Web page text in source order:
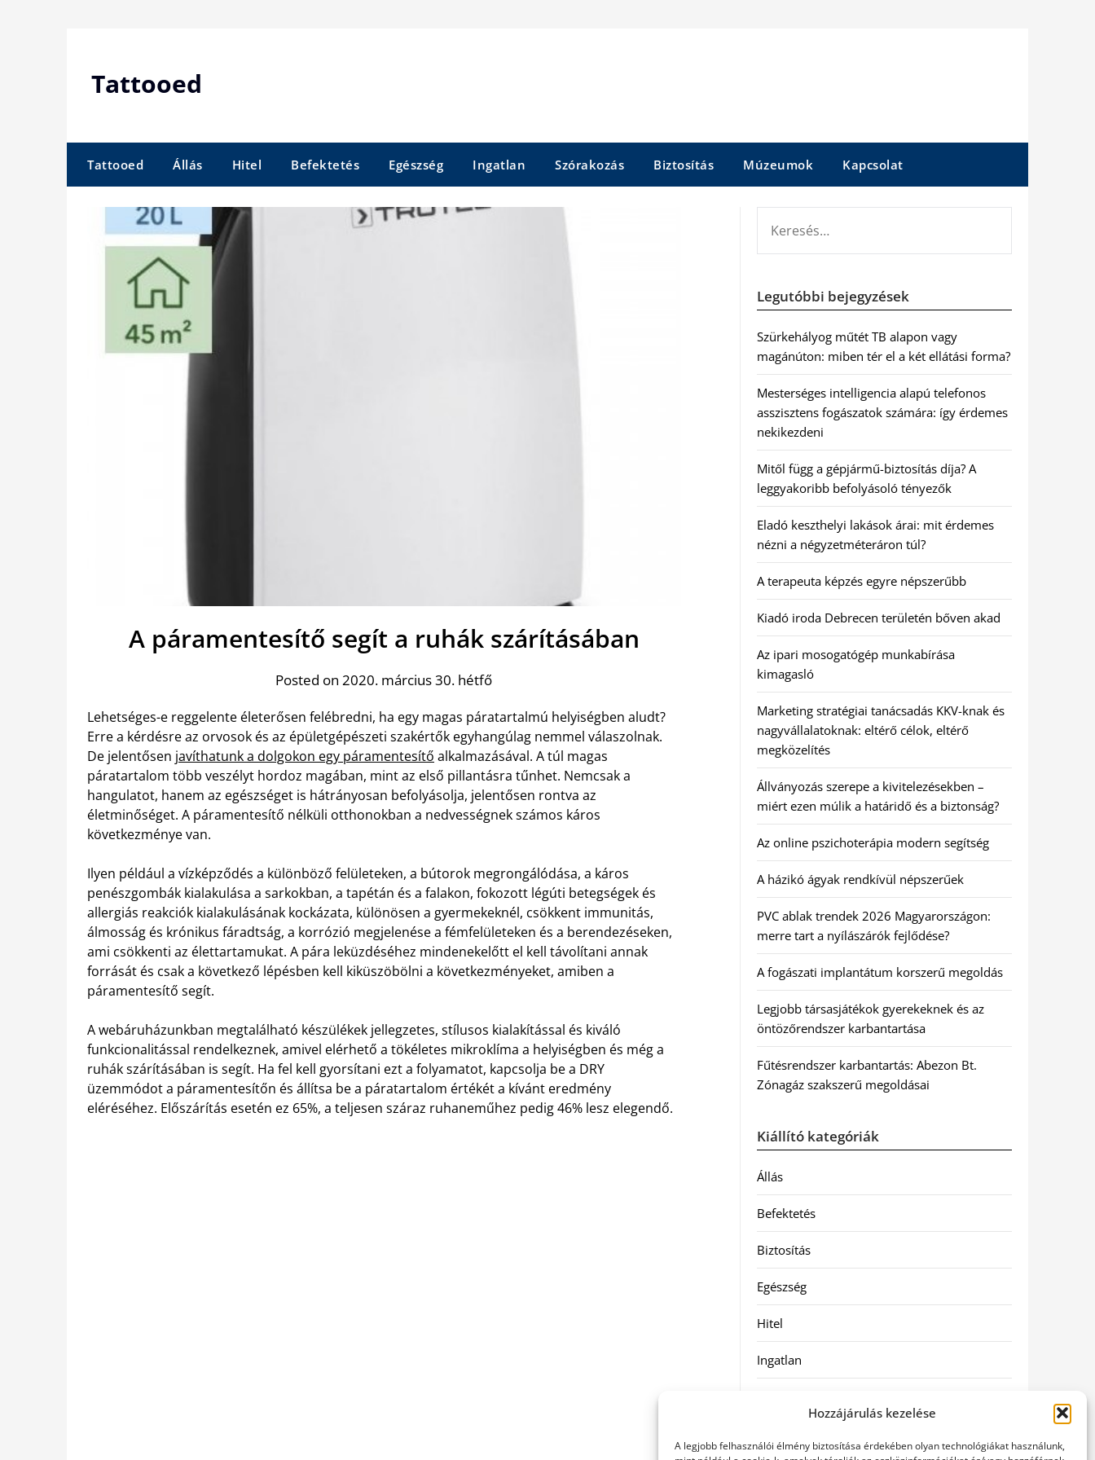
Hozzájárulás kezelése
A legjobb felhasználói élmény biztosítása érdekében olyan technológiákat használunk,
Tattooed
Tattooed Állás Hitel Befektetés Egészség Ingatlan Szórakozás Biztosítás Múzeumok Kapcsolat
A páramentesítő segít a ruhák szárításában
Posted on 2020. március 30. hétfő
Lehetséges-e reggelente életerősen felébredni, ha egy magas páratartalmú helyiségben aludt?
Erre a kérdésre az orvosok és az épületgépészeti szakértők egyhangúlag nemmel válaszolnak.
De jelentősen javíthatunk a dolgokon egy páramentesítő alkalmazásával. A túl magas
páratartalom több veszélyt hordoz magában, mint az első pillantásra tűnhet. Nemcsak a
hangulatot, hanem az egészséget is hátrányosan befolyásolja, jelentősen rontva az
életminőséget. A páramentesítő nélküli otthonokban a nedvességnek számos káros
következménye van.
Ilyen például a vízképződés a különböző felületeken, a bútorok megrongálódása, a káros
penészgombák kialakulása a sarkokban, a tapétán és a falakon, fokozott légúti betegségek és
allergiás reakciók kialakulásának kockázata, különösen a gyermekeknél, csökkent immunitás,
álmosság és krónikus fáradtság, a korrózió megjelenése a fémfelületeken és a berendezéseken,
ami csökkenti az élettartamukat. A pára leküzdéséhez mindenekelőtt el kell távolítani annak
forrását és csak a következő lépésben kell kiküszöbölni a következményeket, amiben a
páramentesítő segít.
A webáruházunkban megtalálható készülékek jellegzetes, stílusos kialakítással és kiváló
funkcionalitással rendelkeznek, amivel elérhető a tökéletes mikroklíma a helyiségben és még a
ruhák szárításában is segít. Ha fel kell gyorsítani ezt a folyamatot, kapcsolja be a DRY
üzemmódot a páramentesítőn és állítsa be a páratartalom értékét a kívánt eredmény
eléréséhez. Előszárítás esetén ez 65%, a teljesen száraz ruhaneműhez pedig 46% lesz elegendő.
Legutóbbi bejegyzések
Szürkehályog műtét TB alapon vagy
magánúton: miben tér el a két ellátási forma?
Mesterséges intelligencia alapú telefonos
asszisztens fogászatok számára: így érdemes
nekikezdeni
Mitől függ a gépjármű-biztosítás díja? A
leggyakoribb befolyásoló tényezők
Eladó keszthelyi lakások árai: mit érdemes
nézni a négyzetméteráron túl?
A terapeuta képzés egyre népszerűbb
Kiadó iroda Debrecen területén bőven akad
Az ipari mosogatógép munkabírása
kimagasló
Marketing stratégiai tanácsadás KKV-knak és
nagyvállalatoknak: eltérő célok, eltérő
megközelítés
Állványozás szerepe a kivitelezésekben –
miért ezen múlik a határidő és a biztonság?
Az online pszichoterápia modern segítség
A házikó ágyak rendkívül népszerűek
PVC ablak trendek 2026 Magyarországon:
merre tart a nyílászárók fejlődése?
A fogászati implantátum korszerű megoldás
Legjobb társasjátékok gyerekeknek és az
öntözőrendszer karbantartása
Fűtésrendszer karbantartás: Abezon Bt.
Zónagáz szakszerű megoldásai
Kiállító kategóriák
Állás
Befektetés
Biztosítás
Egészség
Hitel
Ingatlan